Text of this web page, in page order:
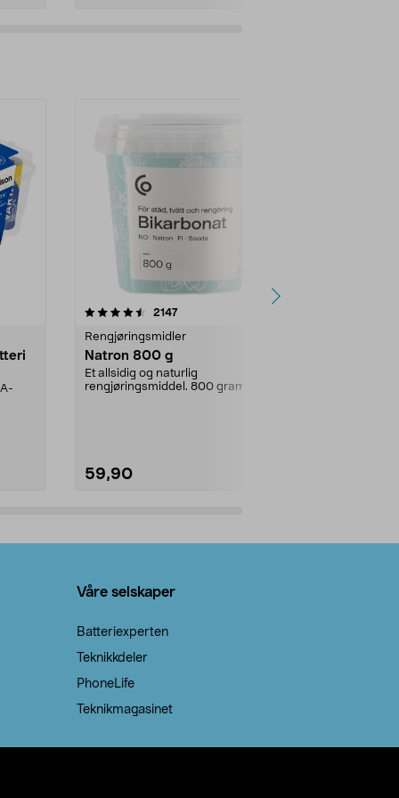
2147anmeldelser
Rengjøringsmidler
Natron 800 g
Et allsidig og naturlig
rengjøringsmiddel. 800 gram
59,90
4.0av 5 stjerner
Våre selskaper
Batteriexperten
Teknikkdeler
PhoneLife
Teknikmagasinet